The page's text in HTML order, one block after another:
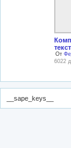
От
6022
__sape_keys__